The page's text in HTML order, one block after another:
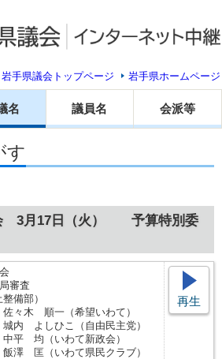
岩手県議会トップページ 岩手県ホームページ
名 議員名 会派等
す
3月17日（火） 予算特別委
審査
整備部）
々木 順一（希望いわて）
内 よしひこ（自由民主党）
平 均（いわて新政会）
澤 匡（いわて県民クラブ）
再生